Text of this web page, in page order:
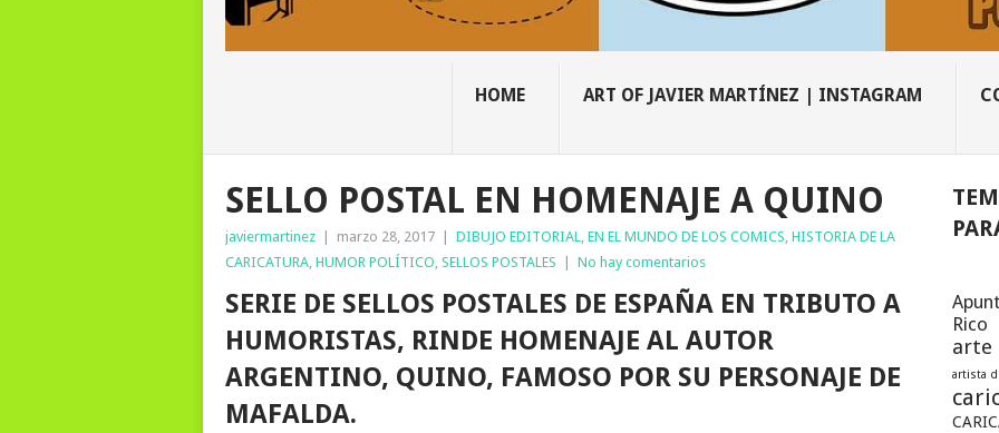
HOME ART OF JAVIER MARTÍNEZ | INSTAGRAM
SELLO POSTAL EN HOMENAJE A QUINO
javiermartinez | marzo 28, 2017 | DIBUJO EDITORIAL EN EL MUNDO DE LOS COMICS HISTORIA DE LA
CARICATURA HUMOR POLÍTICO SELLOS POSTALES | No hay comentarios
SERIE DE SELLOS POSTALES DE ESPAÑA EN TRIBUTO A
HUMORISTAS, RINDE HOMENAJE AL AUTOR
ARGENTINO, QUINO, FAMOSO POR SU PERSONAJE DE
MAFALDA.
Rico
arte
artista